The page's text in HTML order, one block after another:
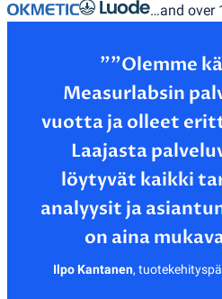
…and over
”"Olemme
Measurlabsin
vuotta ja olleet
Laajasta
löytyvät kaikki
analyysit ja
Ilpo Kantanen,